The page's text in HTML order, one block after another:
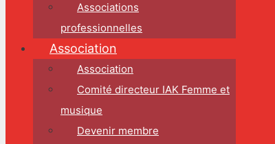
Associations
professionnelles
Association
Association
Comité directeur IAK Femme et
musique
Devenir membre